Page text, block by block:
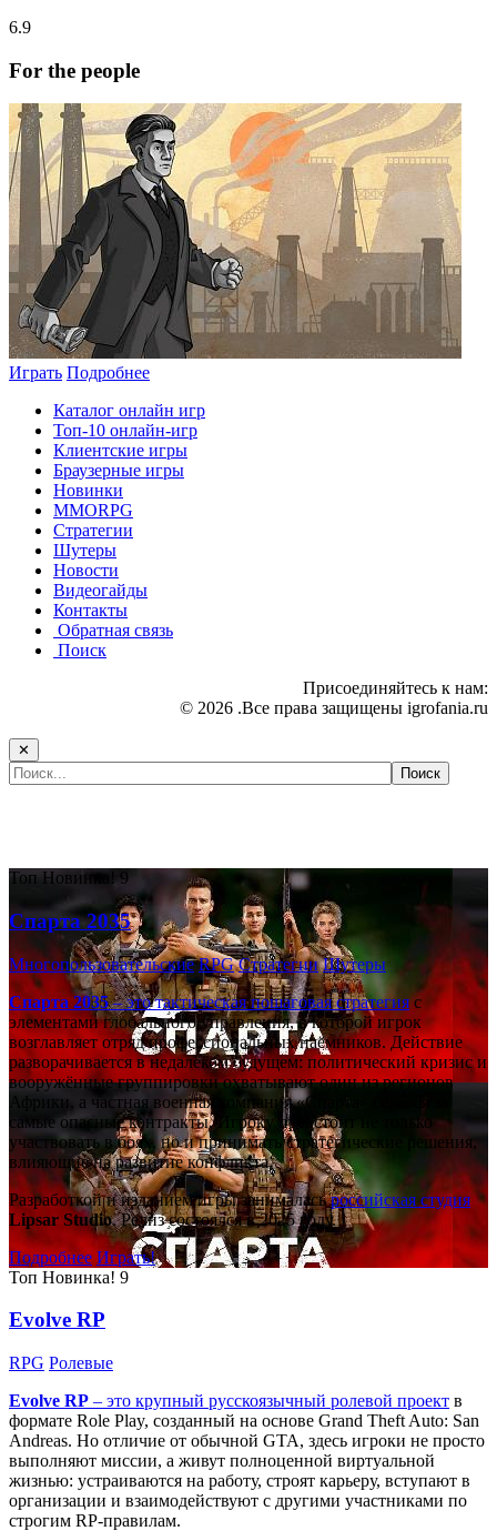
6.9
For the people
Играть Подробнее
Каталог онлайн игр
Топ-10 онлайн-игр
Клиентские игры
Браузерные игры
Новинки
MMORPG
Стратегии
Шутеры
Новости
Видеогайды
Контакты
Обратная связь
Поиск
Присоединяйтесь к нам:
© 2026 .Все права защищены igrofania.ru
✕
Топ Новинка! 9
Спарта 2035
Многопользовательские RPG Стратегии Шутеры
Спарта 2035– это тактическаяпошаговая стратегияс
элементами глобального управления, в которой игрок
возглавляет отряд профессиональных наёмников. Действие
разворачивается в недалёком будущем: политический кризис и
вооружённые группировки охватывают один из регионов
Африки, а частная военная компания «Спарта» берётся за
самые опасные контракты. Игроку предстоит не только
участвовать в боях, но и принимать стратегические решения,
влияющие на развитие конфликта.
Разработкой и изданием игры занималасьроссийская студия
Lipsar Studio. Релиз состоялся в 2025 году.
Подробнее Играть!
Топ Новинка! 9
Evolve RP
RPG Ролевые
Evolve RP – это крупный русскоязычный ролевой проект в
формате Role Play, созданный на основе Grand Theft Auto: San
Andreas. Но отличие от обычной GTA, здесь игроки не просто
выполняют миссии, а живут полноценной виртуальной
жизнью: устраиваются на работу, строят карьеру, вступают в
организации и взаимодействуют с другими участниками по
строгим RP-правилам.